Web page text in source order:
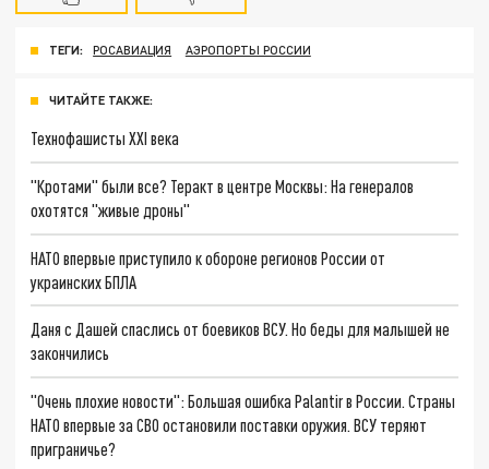
ТЕГИ: РОСАВИАЦИЯ АЭРОПОРТЫ РОССИИ
ЧИТАЙТЕ ТАКЖЕ:
Технофашисты XXI века
"Кротами" были все? Теракт в центре Москвы: На генералов
охотятся "живые дроны"
НАТО впервые приступило к обороне регионов России от
украинских БПЛА
Даня с Дашей спаслись от боевиков ВСУ. Но беды для малышей не
закончились
"Очень плохие новости": Большая ошибка Palantir в России. Страны
НАТО впервые за СВО остановили поставки оружия. ВСУ теряют
приграничье?